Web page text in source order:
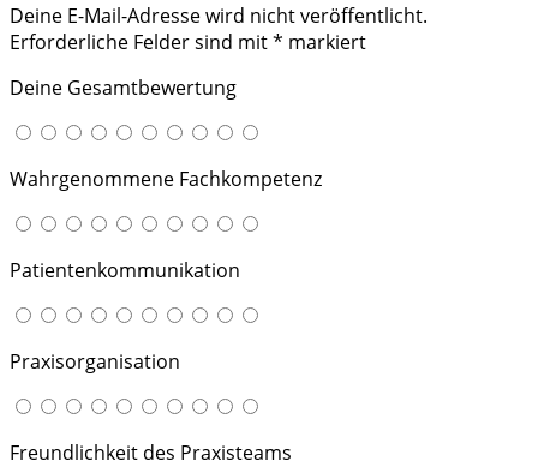
Deine E-Mail-Adresse wird nicht veröffentlicht.
Erforderliche Felder sind mit* markiert
Deine Gesamtbewertung
Wahrgenommene Fachkompetenz
Patientenkommunikation
Praxisorganisation
Freundlichkeit des Praxisteams